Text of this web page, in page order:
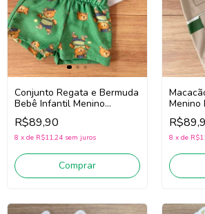
Conjunto Regata e Bermuda
Bebê Infantil Menino
Divertto 16389
(Branco/Verde)
R$89,90
8 x de R$11,24 sem juros
Comprar
Menino
(Bege)
8 x de